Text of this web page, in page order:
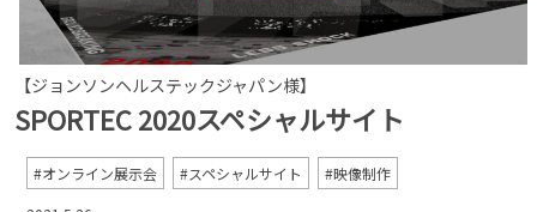
【ジョンソンヘルステックジャパン様】
SPORTEC 2020スペシャルサイト
オンライン展示会 スペシャルサイト
映像制作